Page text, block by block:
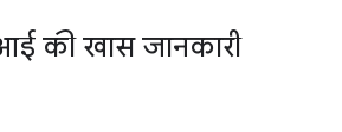
की खास जानकारी